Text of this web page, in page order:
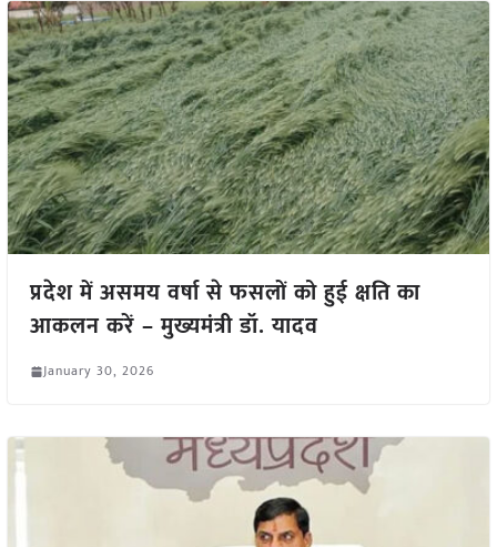
प्रदेश में असमय वर्षा से फसलों को हुई क्षति का
आकलन करें – मुख्यमंत्री डॉ. यादव
January 30, 2026